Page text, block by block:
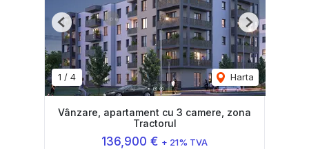
1 / 4 Harta
Previous Next
Vânzare, apartament cu 3 camere, zona
Tractorul
136,900 € + 21% TVA